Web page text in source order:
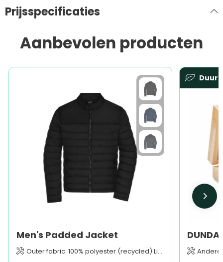
Prijsspecificaties
Aanbevolen producten
Men's Padded Jacket
Outer fabric: 100% polyester (recycled) Lining: 100% polyamide Padding: 100% polyester Andere